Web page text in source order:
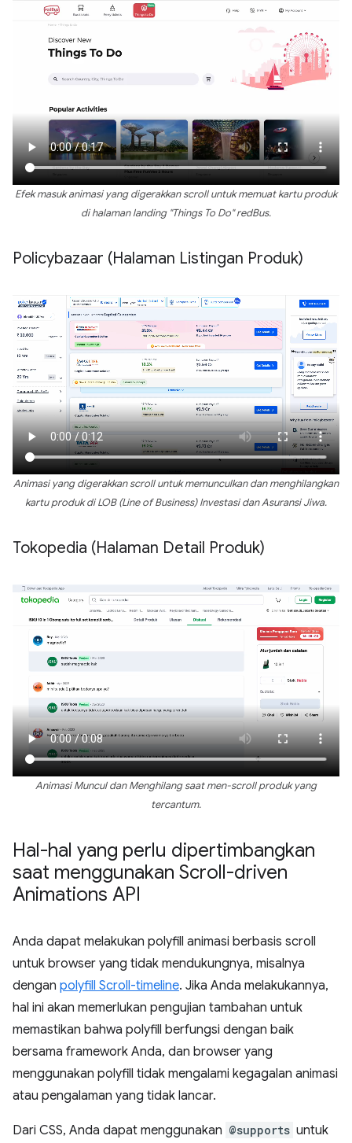
Efek masuk animasi yang digerakkan scroll untuk memuat kartu produk
di halaman landing "Things To Do" redBus.
Policybazaar (Halaman Listingan Produk)
Animasi yang digerakkan scroll untuk memunculkan dan menghilangkan
kartu produk di LOB (Line of Business) Investasi dan Asuransi Jiwa.
Tokopedia (Halaman Detail Produk)
Animasi Muncul dan Menghilang saat men-scroll produk yang
tercantum.
Hal-hal yang perlu dipertimbangkan
saat menggunakan Scroll-driven
Animations API
Anda dapat melakukan polyfill animasi berbasis scroll
untuk browser yang tidak mendukungnya, misalnya
dengan polyfill Scroll-timeline. Jika Anda melakukannya,
hal ini akan memerlukan pengujian tambahan untuk
memastikan bahwa polyfill berfungsi dengan baik
bersama framework Anda, dan browser yang
menggunakan polyfill tidak mengalami kegagalan animasi
atau pengalaman yang tidak lancar.
Dari CSS, Anda dapat menggunakan @supports untuk